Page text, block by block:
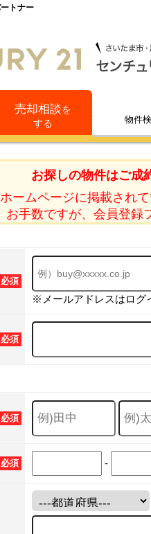
トナー
売却相談を
する
物件
お探しの物件はご成
ホームページに掲載され
お手数ですが、会員登録
必須
※メールアドレスはログ
必須
必須
必須 -